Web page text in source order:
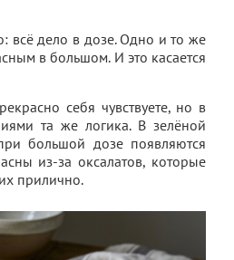
всё дело в дозе. Одно и то же
в большом. И это касается
себя чувствуете, но в
та же логика. В зелёной
большой дозе появляются
из-за оксалатов, которые
прилично.